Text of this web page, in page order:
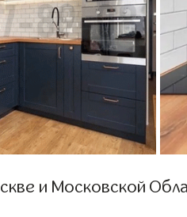
и Московской